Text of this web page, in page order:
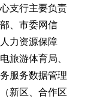
支行主要负责
、市委网信
力资源保障
旅游体育局、
服务数据管理
新区、合作区